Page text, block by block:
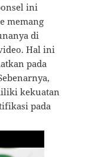
ini
memang
di
Hal ini
pada
kekuatan
pada